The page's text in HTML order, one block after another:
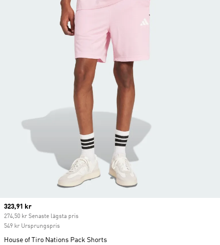
Current price
323,91 kr
274,50 kr Senaste lägsta pris
549 kr Ursprungspris
House of Tiro Nations Pack Shorts